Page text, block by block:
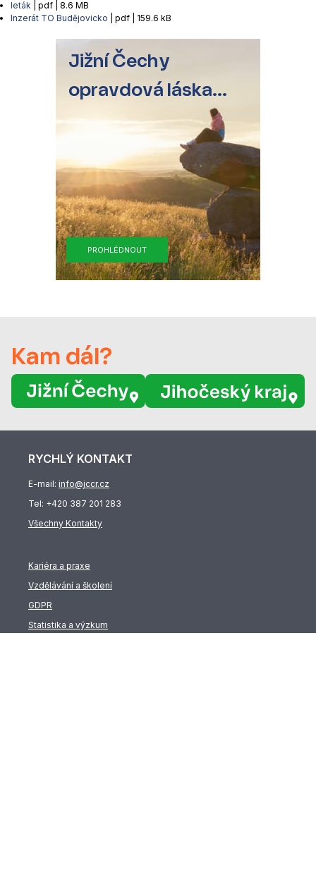
Jižní Čechy
opravdová láska...
PROHLÉDNOUT
leták | pdf | 8.6 MB
Inzerát TO Budějovicko | pdf | 159.6 kB
Kam dál?
RYCHLÝ KONTAKT
E-mail: info@jccr.cz
Tel: +420 387 201 283
Všechny Kontakty
Kariéra a praxe
Vzdělávání a školení
GDPR
Statistika a výzkum